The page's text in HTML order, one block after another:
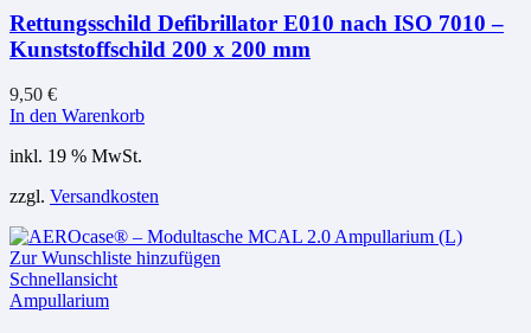
gewählt
werden
Rettungsschild Defibrillator E010 nach ISO 7010 –
Kunststoffschild 200 x 200 mm
9,50 €
In den Warenkorb
inkl. 19 % MwSt.
zzgl. Versandkosten
Zur Wunschliste hinzufügen
Schnellansicht
Ampullarium